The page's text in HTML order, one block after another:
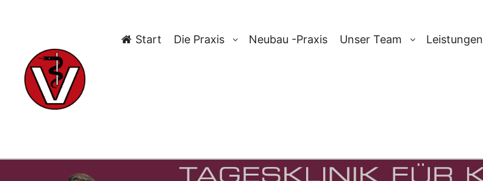
Start Die Praxis Neubau -Praxis Unser Team Leistungen